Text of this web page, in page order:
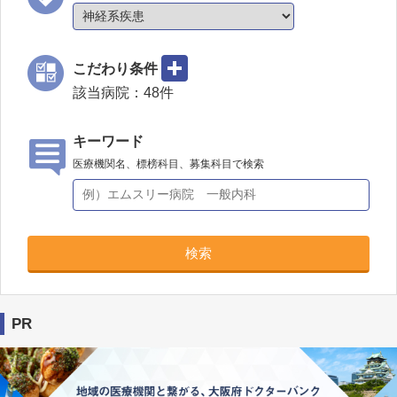
こだわり条件
該当病院： 48件
キーワード
医療機関名、標榜科目、募集科目で検索
検索
PR